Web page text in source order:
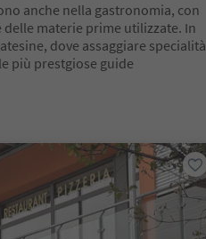
anche nella gastronomia, con
materie prime utilizzate. In
dove assaggiare specialità
più prestgiose guide